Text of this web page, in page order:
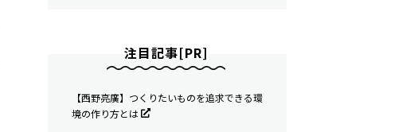
注目記事[PR]
【西野亮廣】つくりたいものを追求できる環
境の作り方とは